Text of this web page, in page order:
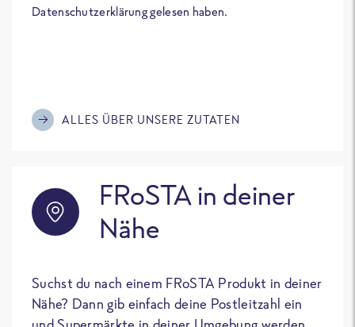
Datenschutzerklärung gelesen haben.
ALLES ÜBER UNSERE ZUTATEN
FRoSTA in deiner
Nähe
Suchst du nach einem FRoSTA Produkt in deiner
Nähe? Dann gib einfach deine Postleitzahl ein